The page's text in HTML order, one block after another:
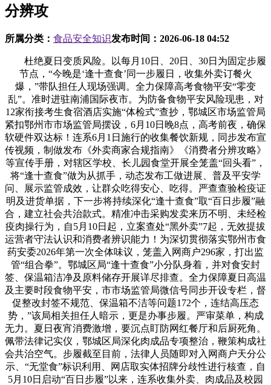
分辨攻
所属分类： 食品安全知识发布时间： 2026-06-18 04:52
杜绝夏日变质风险。以每月10日、20日、30日为固定步履
节点，“今晚是‘逢十查食’同一步履日，收集外卖订餐火
爆，”带队担任人现场强调。全力保障高考食物平安“零变
乱”。准时进驻南浦国际夜市。为防备食物平安风险现患，对
12家衔接考生食宿酒店实施“体检式”查抄，鄂城区市场监管局
紧扣鄂州市市场监管局摆设，6月10日晚8点，高考前夜，确保
软硬件双达标！连系6月1日施行的收集餐饮新规，同步发布宣
传视频，制做发布《外卖商家合规指南》《消费者分辨攻略》
等宣传手册，对辖区学校、长儿园食堂开展全笼盖“回头看”，
将“逢十查食”做为从抓手，动态发布工做进展、普及平安学
问、展示监管成效，让群众吃得安心、吃得。严查查验检疫证
明及进货单据，下一步将持续深化“逢十查食”取“百日步履”融
合，建立社会共治款式。精准冲击采购发卖来历不明、未经检
疫肉操行为，自5月10日起，立案查处“黑外卖”7起，无效提拔
运营者守法认识和消费者辨识能力！为深切贯彻落实鄂州市食
药安委2026年第一次全体味议，笼盖入网商户296家，打出监
管“组合拳”。鄂城区局“逢十查食”小分队身着，并对食安封
签、保温箱洁净及原料储存开展详尽排查。全力保障夏日高温
及主要时段食物平安，市市场监管局微信号同步开设专栏，督
促整改封签不规范、保温箱不洁等问题172个，连结高压态
势，”该局相关担任人暗示，更是办事步履。严审菜单，构成
无力。夏日夜宵消费激增，要沉点盯防网红餐厅和后厨死角。
佩带法律记实仪，鄂城区局深化肉成品专项整治，鞭策构成社
会共治空气。步履截至目前，法律人员随即对入网商户天分公
示、“无堂食”标识利用、网店取实体招牌分歧性进行核查，自
5月10日启动“百日步履”以来，连系收集外卖、肉成品及校园